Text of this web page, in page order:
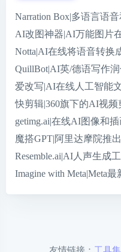
Narration Box|多语言语
AI改图神器|AI万能图片
Notta|AI在线将语音转换
QuillBot|AI英/德语写作
爱改写|AI在线人工智能
快剪辑|360旗下的AI视频
getimg.ai|在线AI图像和
魔搭GPT|阿里达摩院推
Resemble.ai|AI人声生成
Imagine with Meta|Meta